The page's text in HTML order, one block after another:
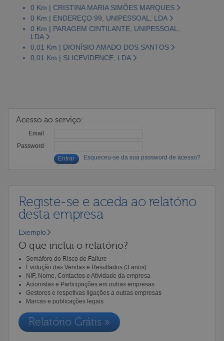
0 Km | CRISTINA MARIA SIMÕES MARQUES
0 Km | ENDEREÇO 99, UNIPESSOAL, LDA
0 Km | PARAGEM CINTILANTE, UNIPESSOAL,
LDA
0,01 Km | DIONÍSIO AMADO DOS SANTOS
0,01 Km | SLICEVIDENCE, LDA
Acesso ao serviço:
Email
Password
Esqueceu-se da sua password de acesso?
Registe-se e aceda ao relatório
desta empresa
Exemplo
O que inclui o relatório?
Semáforo do Risco de Failure
Evolução das Vendas e Resultados (3 anos)
NIF, Nome, Contactos e Atividade da empresa
Acionistas e Participações em outras empresas
Gestores e respetivas ligações a outras empresas
Marcas e publicações legais
Relatório Grátis »